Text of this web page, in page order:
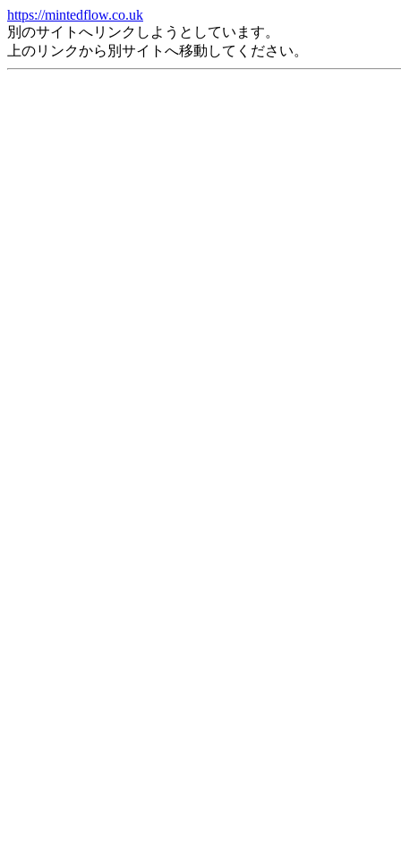
https://mintedflow.co.uk
別のサイトへリンクしようとしています。
上のリンクから別サイトへ移動してください。